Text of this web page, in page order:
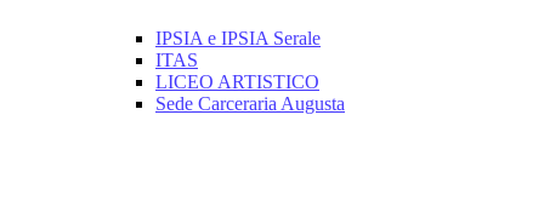
IPSIA e IPSIA Serale
ITAS
LICEO ARTISTICO
Sede Carceraria Augusta